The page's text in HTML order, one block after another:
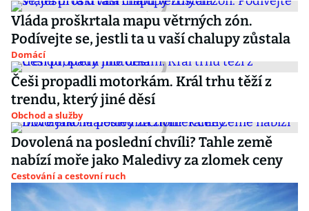
Vláda proškrtala mapu větrných zón.
Podívejte se, jestli ta u vaší chalupy zůstala
Domácí
Češi propadli motorkám. Král trhu těží z
trendu, který jiné děsí
Obchod a služby
Dovolená na poslední chvíli? Tahle země
nabízí moře jako Maledivy za zlomek ceny
Cestování a cestovní ruch